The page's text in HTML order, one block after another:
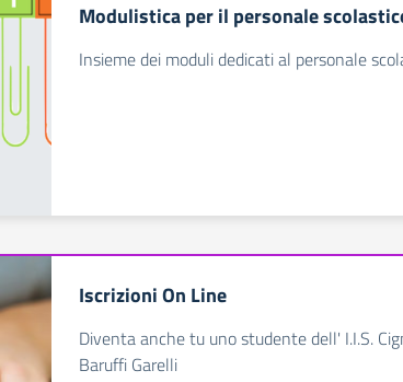
Modulistica per il personale
Insieme dei moduli dedicati al personale
Iscrizioni On Line
Diventa anche tu uno studente dell' I.I.S.
Baruffi Garelli